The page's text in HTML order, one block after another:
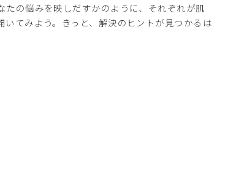
の悩みを映しだすかのように、それぞれが肌
てみよう。きっと、解決のヒントが見つかるは